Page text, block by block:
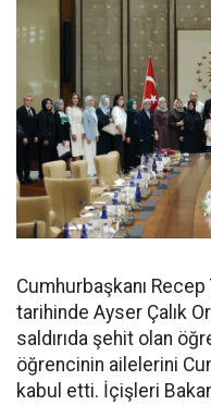
Cumhurbaşkanı
tarihinde Ayser Çalık
saldırıda şehit olan
öğrencinin ailelerini
kabul etti. İçişleri